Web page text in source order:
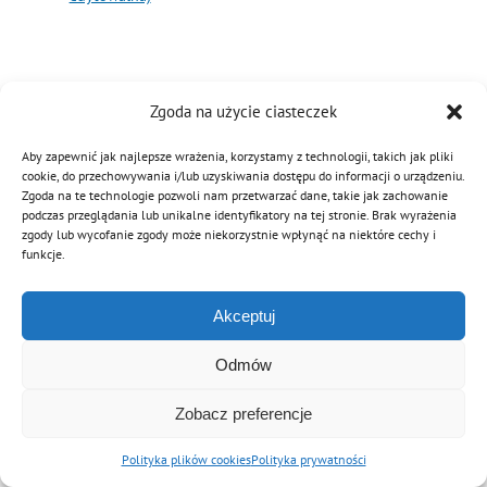
Zgoda na użycie ciasteczek
Aby zapewnić jak najlepsze wrażenia, korzystamy z technologii, takich jak pliki
cookie, do przechowywania i/lub uzyskiwania dostępu do informacji o urządzeniu.
Zgoda na te technologie pozwoli nam przetwarzać dane, takie jak zachowanie
podczas przeglądania lub unikalne identyfikatory na tej stronie. Brak wyrażenia
zgody lub wycofanie zgody może niekorzystnie wpłynąć na niektóre cechy i
funkcje.
Akceptuj
Odmów
Zobacz preferencje
Polityka plików cookiesPolityka prywatności
PNWM
Floriany
Historia
Poradnik
Sklep
© Copyright 2012 - 2026 | Związek OSP RP
Archiwalna wersja strony